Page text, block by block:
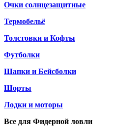
Очки солнцезащитные
Термобельё
Толстовки и Кофты
Футболки
Шапки и Бейсболки
Шорты
Лодки и моторы
Все для Фидерной ловли